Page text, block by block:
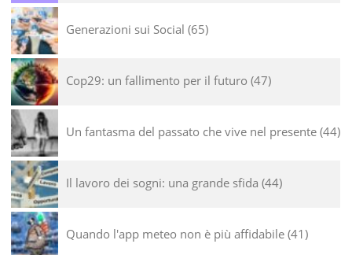
Generazioni sui Social 65
Cop29: un fallimento per il futuro 47
Un fantasma del passato che vive nel presente 44
Il lavoro dei sogni: una grande sfida 44
Quando l'app meteo non è più affidabile 41